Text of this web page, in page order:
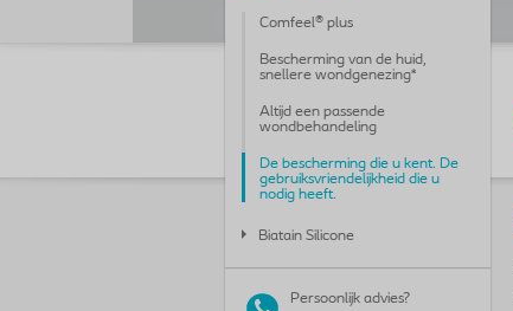
Comfeel® plus
Bescherming van de huid,
snellere wondgenezing*
Altijd een passende
wondbehandeling
De bescherming die u kent. De
gebruiksvriendelijkheid die u
nodig heeft.
Biatain Silicone
Persoonlijk advies?